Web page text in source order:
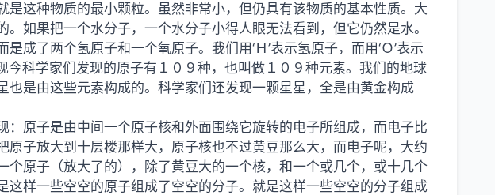
是这种物质的最小颗粒。虽然非常小，但仍具有该物质的基本性质。大
如果把一个水分子，一个水分子小得人眼无法看到，但它仍然是水。
成了两个氢原子和一个氧原子。我们用‘Ｈ’表示氢原子，而用‘Ｏ’表示
今科学家们发现的原子有１０９种，也叫做１０９种元素。我们的地球
也是由这些元素构成的。科学家们还发现一颗星星，全是由黄金构成
：原子是由中间一个原子核和外面围绕它旋转的电子所组成，而电子比
原子放大到十层楼那样大，原子核也不过黄豆那么大，而电子呢，大约
个原子（放大了的），除了黄豆大的一个核，和一个或几个，或十几个
这样一些空空的原子组成了空空的分子。就是这样一些空空的分子组成